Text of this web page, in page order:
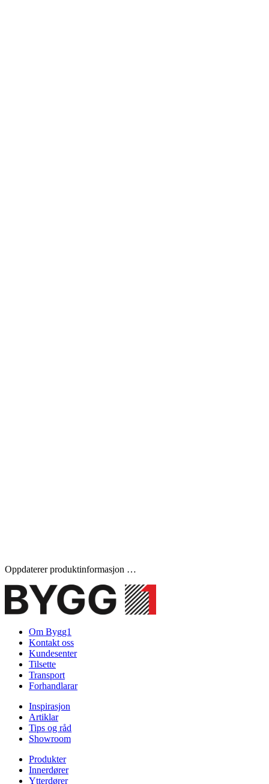
Oppdaterer produktinformasjon …
Om Bygg1
Kontakt oss
Kundesenter
Tilsette
Transport
Forhandlarar
Inspirasjon
Artiklar
Tips og råd
Showroom
Produkter
Innerdører
Ytterdører